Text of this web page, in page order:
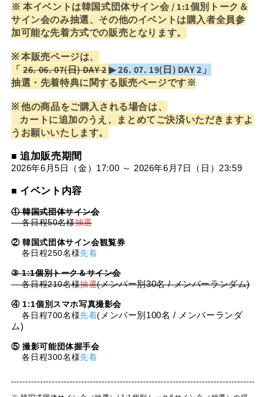
※ 本イベントは韓国式団体サイン会 / 1:1個別トーク＆
サイン会のみ抽選、 その他のイベントは購入者全員参
加可能な先着方式での販売となります。
※ 本販売ページは、
「26. 06. 07(日) DAY 2▶︎ 26. 07. 19(日) DAY 2」
抽選・先着特典に関する販売ページです※
※ 他の商品をご購入される場合は、
カートに追加のうえ、まとめてご決済いただきますよ
うお願いいたします。
■追加販売期間
2026年6月5日（金）17:00 ～ 2026年6月7日（日）23:59
■ イベント内容
① 韓国式団体サイン会
各日程50名様抽選
②韓国式団体サイン会観覧券
各日程250名様先着
③ 1:1個別トーク＆サイン会
各日程210名様抽選(メンバー別30名 / メンバーランダム)
④ 1:1個別スマホ写真撮影会
各日程700名様先着( メンバー別100名 / メンバーランダ
ム)
⑤ 撮影可能団体握手会
各日程300名様先着